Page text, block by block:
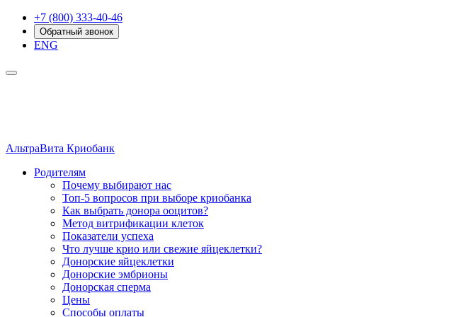
+7 (800) 333-40-46
Обратный звонок
ENG
АльтраВита Криобанк
Родителям
Почему выбирают нас
Топ-5 вопросов при выборе криобанка
Как выбрать донора ооцитов?
Метод витрификации клеток
Показатели успеха
Что лучше крио или свежие яйцеклетки?
Донорские яйцеклетки
Донорские эмбрионы
Донорская сперма
Цены
Способы оплаты